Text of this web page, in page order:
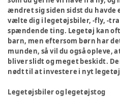
ændret sig siden sidst du havde
vælte dig i legetøjsbiler, -fly, -
spændende ting. Legetøj kan
barn, men eftersom børn har
munden, så vil du også
bliver slidt og meget beskidt.
nødt til at investere i nyt
Legetøjsbiler og legetøjstog